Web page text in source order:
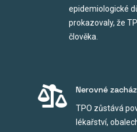
epidemiologické
prokazovaly, že
člověka.
 Nerovné
TPO zůstává
lékařství,